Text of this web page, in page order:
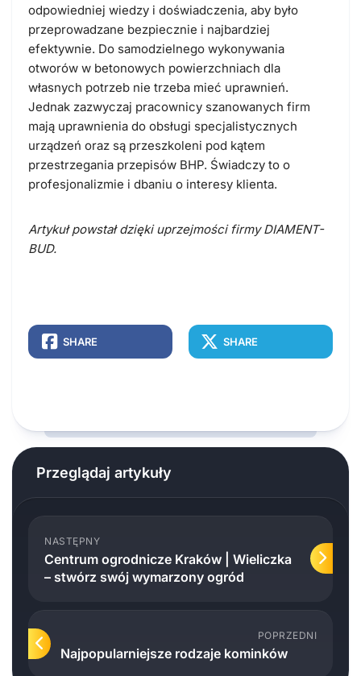
odpowiedniej wiedzy i doświadczenia, aby było
przeprowadzane bezpiecznie i najbardziej
efektywnie. Do samodzielnego wykonywania
otworów w betonowych powierzchniach dla
własnych potrzeb nie trzeba mieć uprawnień.
Jednak zazwyczaj pracownicy szanowanych firm
mają uprawnienia do obsługi specjalistycznych
urządzeń oraz są przeszkoleni pod kątem
przestrzegania przepisów BHP. Świadczy to o
profesjonalizmie i dbaniu o interesy klienta.
Artykuł powstał dzięki uprzejmości firmy DIAMENT-
BUD.
SHARE SHARE
Przeglądaj artykuły
NASTĘPNY
Centrum ogrodnicze Kraków | Wieliczka
– stwórz swój wymarzony ogród
POPRZEDNI
Najpopularniejsze rodzaje kominków